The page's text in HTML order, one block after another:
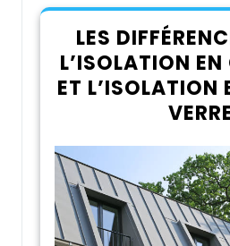
LES
L’ISOLATION EN
ET L’ISOLATION